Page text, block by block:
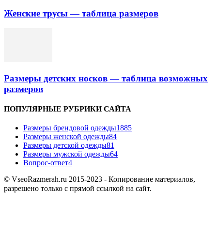
Женские трусы — таблица размеров
Размеры детских носков — таблица возможных
размеров
ПОПУЛЯРНЫЕ РУБРИКИ САЙТА
Размеры брендовой одежды1885
Размеры женской одежды84
Размеры детской одежды81
Размеры мужской одежды64
Вопрос-ответ4
© VseoRazmerah.ru 2015-2023 - Копирование материалов,
разрешено только с прямой ссылкой на сайт.